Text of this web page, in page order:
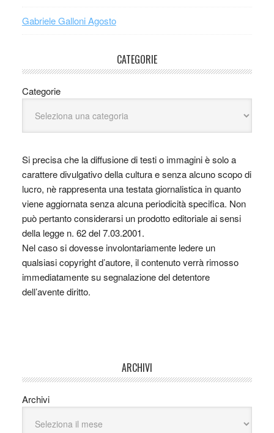
Gabriele Galloni Agosto
CATEGORIE
Categorie
Si precisa che la diffusione di testi o immagini è solo a
carattere divulgativo della cultura e senza alcuno scopo di
lucro, nè rappresenta una testata giornalistica in quanto
viene aggiornata senza alcuna periodicità specifica. Non
può pertanto considerarsi un prodotto editoriale ai sensi
della legge n. 62 del 7.03.2001.
Nel caso si dovesse involontariamente ledere un
qualsiasi copyright d’autore, il contenuto verrà rimosso
immediatamente su segnalazione del detentore
dell’avente diritto.
ARCHIVI
Archivi